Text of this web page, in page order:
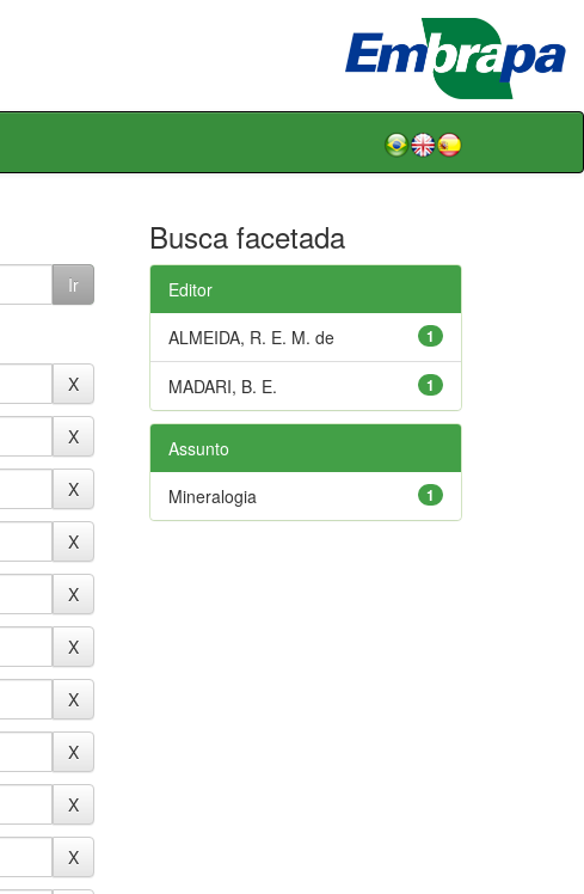
Busca facetada
Editor
1
ALMEIDA, R. E. M. de
1
MADARI, B. E.
Assunto
1
Mineralogia